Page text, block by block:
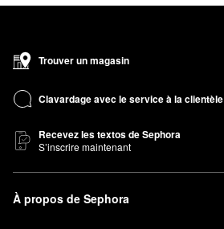
Trouver un magasin
Clavardage avec le service à la clientèle
Recevez les textos de Sephora
S’inscrire maintenant
À propos de Sephora